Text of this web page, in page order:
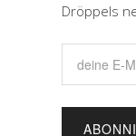
Dröppels